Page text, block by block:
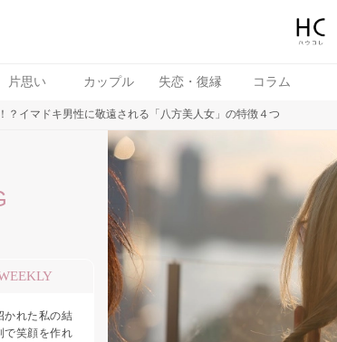
片思い カップル 失恋・復縁 コラム
？イマドキ男性に敬遠される「八方美人女」の特徴４つ
かれた私の結
笑顔を作れ